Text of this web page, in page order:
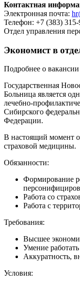
Контактная
Электронная почта:
Телефон: +7 (383) 315-
Отдел управления
Экономист в
Подробнее о вакансии
Государственная
Больница является
лечебно-
Сибирского
Федерации.
В настоящий момент
страховой медицины.
Обязанности:
Формирование
Работа со
Работа с
Требования:
Высшее
Умение
Аккуратность,
Условия: